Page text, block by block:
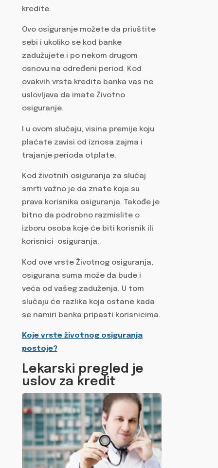
kredite.
Ovo osiguranje možete da priuštite
sebi i ukoliko se kod banke
zadužujete i po nekom drugom
osnovu na određeni period. Kod
ovakvih vrsta kredita banka vas ne
uslovljava da imate Životno
osiguranje.
I u ovom slučaju, visina premije koju
plaćate zavisi od iznosa zajma i
trajanje perioda otplate.
Kod životnih osiguranja za slučaj
smrti važno je da znate koja su
prava korisnika osiguranja. Takođe je
bitno da podrobno razmislite o
izboru osoba koje će biti korisnik ili
korisnici osiguranja.
Kod ove vrste Životnog osiguranja,
osigurana suma može da bude i
veća od vašeg zaduženja. U tom
slučaju će razlika koja ostane kada
se namiri banka pripasti korisnicima.
Koje vrste životnog osiguranja
postoje?
Lekarski pregled je
uslov za kredit